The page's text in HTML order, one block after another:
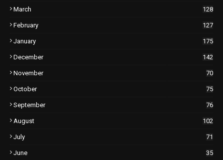
March 128
February 127
January 175
December 142
November 70
October 75
September 76
August 102
July 71
June 35